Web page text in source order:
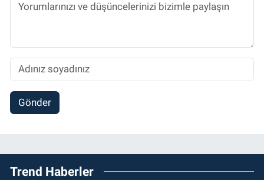
Gönder
Trend Haberler